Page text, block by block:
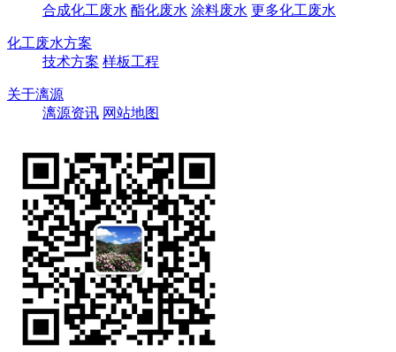
合成化工废水 酯化废水 涂料废水 更多化工废水
化工废水方案
技术方案 样板工程
关于漓源
漓源资讯 网站地图